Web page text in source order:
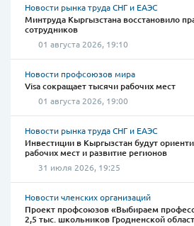
Новости рынка труда СНГ и ЕАЭС
Минтруда Кыргызстана восстановило
сотрудников
01 августа 2026, 19:10
Новости профсоюзов мира
Visa сокращает тысячи рабочих мест
01 августа 2026, 19:00
Новости рынка труда СНГ и ЕАЭС
Инвестиции в Кыргызстан будут
рабочих мест и развитие регионов
31 июля 2026, 19:25
Новости членских организаций
Проект профсоюзов «Выбираем
2,5 тыс. школьников Гродненской